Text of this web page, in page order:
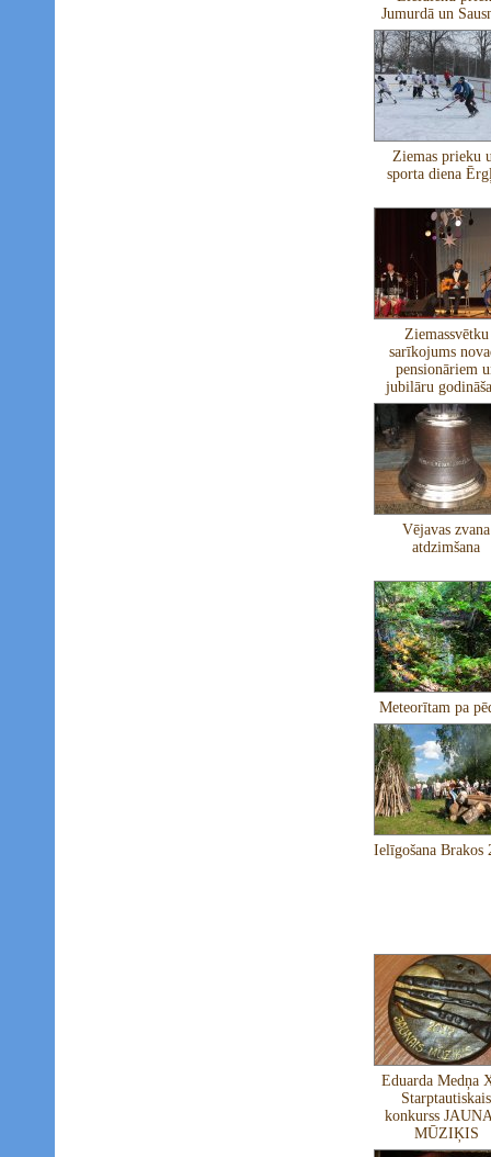
Jumurdā un
Ziemas prieku
sporta diena
Ziemassvētku
sarīkojums
pensionāriem
jubilāru
Vējavas zvana
atdzimšana
Meteorītam pa
Ielīgošana Brakos
Eduarda Medņa
Starptautiskais
konkurss
MŪZIĶIS